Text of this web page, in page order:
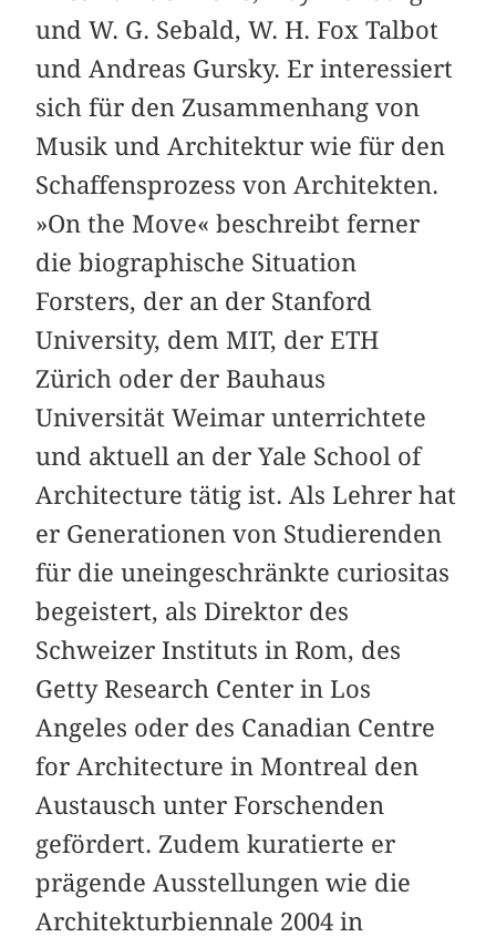
und W. G. Sebald, W. H. Fox Talbot
und Andreas Gursky. Er interessiert
sich für den Zusammenhang von
Musik und Architektur wie für den
Schaffensprozess von Architekten.
»On the Move« beschreibt ferner
die biographische Situation
Forsters, der an der Stanford
University, dem MIT, der ETH
Zürich oder der Bauhaus
Universität Weimar unterrichtete
und aktuell an der Yale School of
Architecture tätig ist. Als Lehrer hat
er Generationen von Studierenden
für die uneingeschränkte curiositas
begeistert, als Direktor des
Schweizer Instituts in Rom, des
Getty Research Center in Los
Angeles oder des Canadian Centre
for Architecture in Montreal den
Austausch unter Forschenden
gefördert. Zudem kuratierte er
prägende Ausstellungen wie die
Architekturbiennale 2004 in